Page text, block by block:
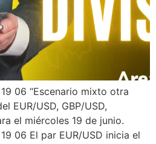
06 “Escenario mixto otra
EUR/USD, GBP/USD,
el miércoles 19 de junio.
06 El par EUR/USD inicia el